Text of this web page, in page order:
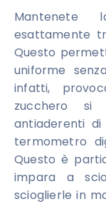
Mantenete
esattamente
Questo
uniforme
infatti,
zucchero si
antiaderenti
termometro
Questo è
impara a
scioglierle in